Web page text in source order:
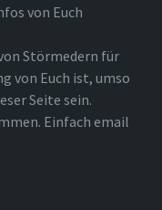
von Euch
Störmedern für
von Euch ist, umso
Seite sein.
Einfach email